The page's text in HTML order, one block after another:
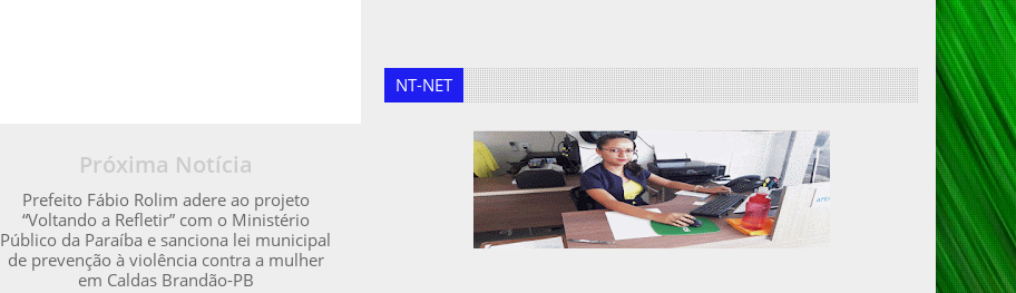
Próxima Notícia
Prefeito Fábio Rolim adere ao projeto
“Voltando a Refletir” com o Ministério
Público da Paraíba e sanciona lei municipal
de prevenção à violência contra a mulher
em Caldas Brandão-PB
NT-NET